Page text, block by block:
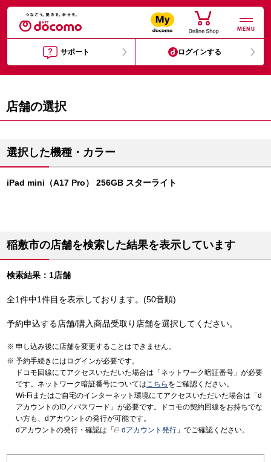
MENU
サポート ログインする
店舗の選択
選択した機種・カラー
iPad mini（A17 Pro） 256GB スターライト
稲敷市の店舗を検索した結果を表示しています
検索結果：1店舗
全1件中1件目を表示しております。(50音順)
予約申込する店舗/購入商品受取り店舗を選択してください。
申し込み後に店舗を変更することはできません。
予約手続きにはログインが必要です。
ドコモ回線にてアクセスいただいた場合は「ネットワーク暗証番号」が必要
です。ネットワーク暗証番号についてはこちら をご確認ください。
Wi-Fiまたはご自宅のインターネット環境にてアクセスいただいた場合は「d
アカウントのID／パスワード」が必要です。ドコモの契約回線をお持ちでな
い方も、dアカウントの発行が可能です。
dアカウントの発行・確認は「
dアカウント発行 」でご確認ください。